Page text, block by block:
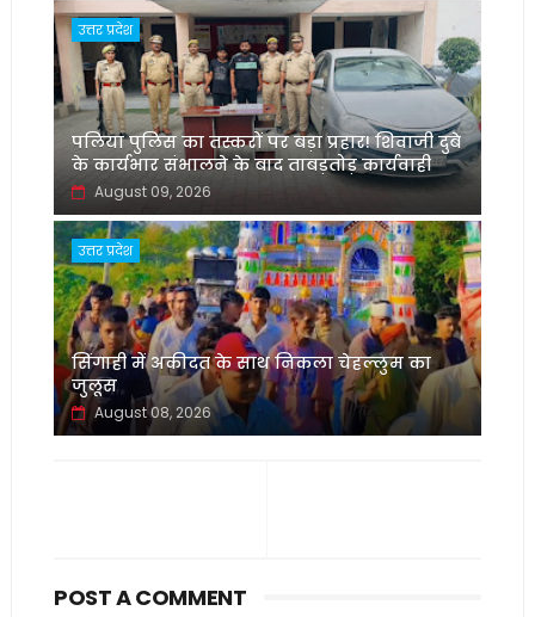
उत्तर प्रदेश
पलिया पुलिस का तस्करों पर बड़ा प्रहार! शिवाजी दुबे
के कार्यभार संभालने के बाद ताबड़तोड़ कार्यवाही
August 09, 2026
उत्तर प्रदेश
सिंगाही में अकीदत के साथ निकला चेहल्लुम का
जुलूस
August 08, 2026
POST A COMMENT